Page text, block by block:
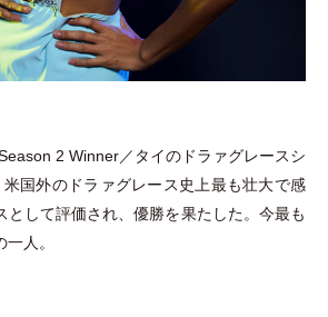
2 Winner／タイのドラァグレースシ
国外のドラァグレース史上最も壮大で感
として評価され、優勝を果たした。今最も
人。